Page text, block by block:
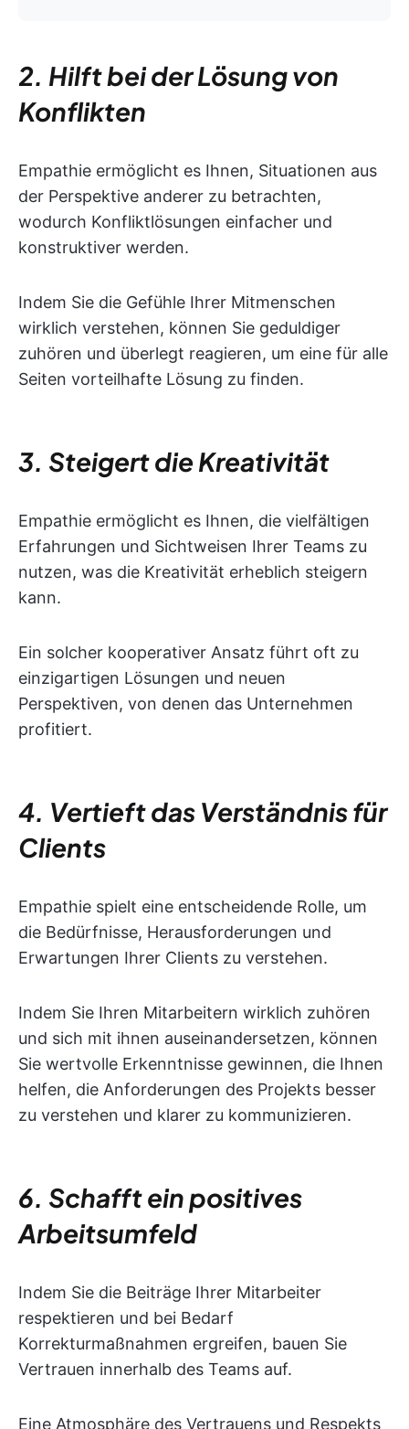
2. Hilft bei der Lösung von
Konflikten
Empathie ermöglicht es Ihnen, Situationen aus
der Perspektive anderer zu betrachten,
wodurch Konfliktlösungen einfacher und
konstruktiver werden.
Indem Sie die Gefühle Ihrer Mitmenschen
wirklich verstehen, können Sie geduldiger
zuhören und überlegt reagieren, um eine für alle
Seiten vorteilhafte Lösung zu finden.
3. Steigert die Kreativität
Empathie ermöglicht es Ihnen, die vielfältigen
Erfahrungen und Sichtweisen Ihrer Teams zu
nutzen, was die Kreativität erheblich steigern
kann.
Ein solcher kooperativer Ansatz führt oft zu
einzigartigen Lösungen und neuen
Perspektiven, von denen das Unternehmen
profitiert.
4. Vertieft das Verständnis für
Clients
Empathie spielt eine entscheidende Rolle, um
die Bedürfnisse, Herausforderungen und
Erwartungen Ihrer Clients zu verstehen.
Indem Sie Ihren Mitarbeitern wirklich zuhören
und sich mit ihnen auseinandersetzen, können
Sie wertvolle Erkenntnisse gewinnen, die Ihnen
helfen, die Anforderungen des Projekts besser
zu verstehen und klarer zu kommunizieren.
6. Schafft ein positives
Arbeitsumfeld
Indem Sie die Beiträge Ihrer Mitarbeiter
respektieren und bei Bedarf
Korrekturmaßnahmen ergreifen, bauen Sie
Vertrauen innerhalb des Teams auf.
Eine Atmosphäre des Vertrauens und Respekts